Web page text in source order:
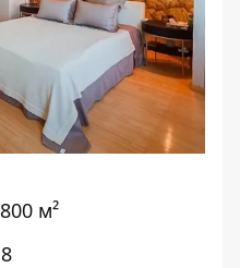
800 м²
8